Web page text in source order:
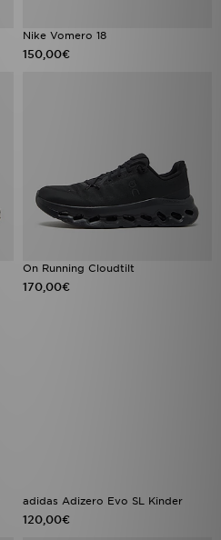
Nike Vomero 18
150,00€
On Running Cloudtilt
170,00€
adidas Adizero Evo SL Kinder
120,00€